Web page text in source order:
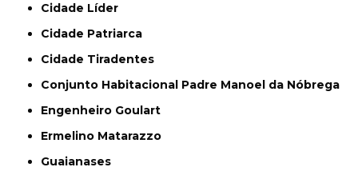
Cidade Líder
Cidade Patriarca
Cidade Tiradentes
Conjunto Habitacional Padre Manoel da Nóbrega
Engenheiro Goulart
Ermelino Matarazzo
Guaianases